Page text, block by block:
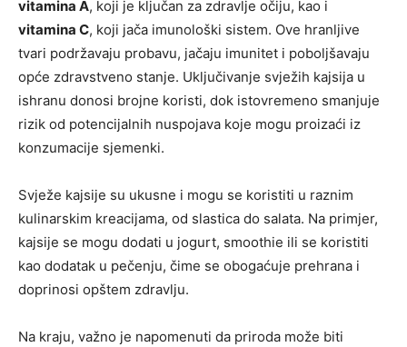
vitamina A, koji je ključan za zdravlje očiju, kao i
vitamina C, koji jača imunološki sistem. Ove hranljive
tvari podržavaju probavu, jačaju imunitet i poboljšavaju
opće zdravstveno stanje. Uključivanje svježih kajsija u
ishranu donosi brojne koristi, dok istovremeno smanjuje
rizik od potencijalnih nuspojava koje mogu proizaći iz
konzumacije sjemenki.
Svježe kajsije su ukusne i mogu se koristiti u raznim
kulinarskim kreacijama, od slastica do salata. Na primjer,
kajsije se mogu dodati u jogurt, smoothie ili se koristiti
kao dodatak u pečenju, čime se obogaćuje prehrana i
doprinosi opštem zdravlju.
Na kraju, važno je napomenuti da priroda može biti